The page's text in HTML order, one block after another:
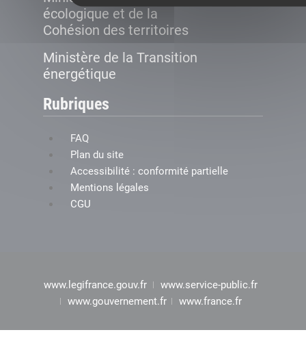
écologique et de la
Cohésion des territoires
Ministère de la Transition
énergétique
Rubriques
FAQ
Plan du site
Accessibilité : conformité partielle
Mentions légales
CGU
www.legifrance.gouv.fr
www.service-public.fr
www.gouvernement.fr
www.france.fr